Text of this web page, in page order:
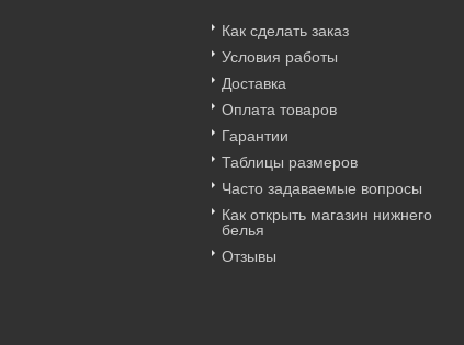
Как сделать заказ
Условия работы
Доставка
Оплата товаров
Гарантии
Таблицы размеров
Часто задаваемые вопросы
Как открыть магазин нижнего
белья
Отзывы